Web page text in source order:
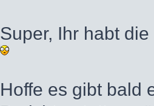
Super, Ihr habt
Hoffe es gibt bald